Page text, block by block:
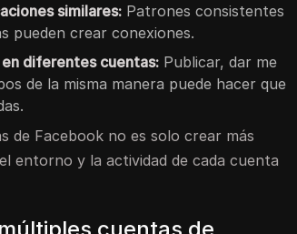
similares: Patrones consistentes
pueden crear conexiones.
diferentes cuentas: Publicar, dar me
de la misma manera puede hacer que
de Facebook no es solo crear más
entorno y la actividad de cada cuenta